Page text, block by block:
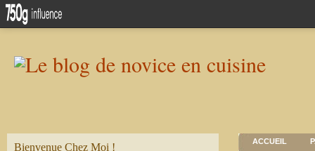
Bienvenue Chez Moi ! ACCUEIL